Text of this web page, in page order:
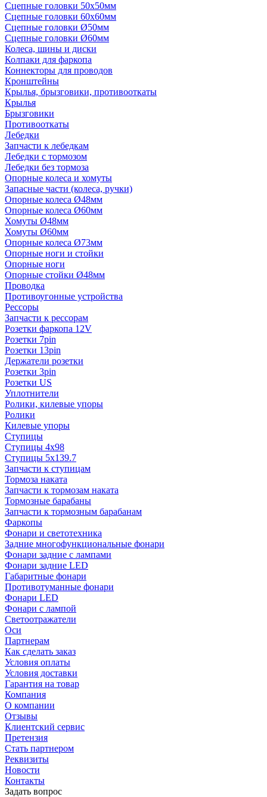
Сцепные головки 50x50мм
Сцепные головки 60x60мм
Сцепные головки Ø50мм
Сцепные головки Ø60мм
Колеса, шины и диски
Колпаки для фаркопа
Коннекторы для проводов
Кронштейны
Крылья, брызговики, противооткаты
Крылья
Брызговики
Противооткаты
Лебедки
Запчасти к лебедкам
Лебедки с тормозом
Лебедки без тормоза
Опорные колеса и хомуты
Запасные части (колеса, ручки)
Опорные колеса Ø48мм
Опорные колеса Ø60мм
Хомуты Ø48мм
Хомуты Ø60мм
Опорные колеса Ø73мм
Опорные ноги и стойки
Опорные ноги
Опорные стойки Ø48мм
Проводка
Противоугонные устройства
Рессоры
Запчасти к рессорам
Розетки фаркопа 12V
Розетки 7pin
Розетки 13pin
Держатели розетки
Розетки 3pin
Розетки US
Уплотнители
Ролики, килевые упоры
Ролики
Килевые упоры
Ступицы
Ступицы 4x98
Ступицы 5x139.7
Запчасти к ступицам
Тормоза наката
Запчасти к тормозам наката
Тормозные барабаны
Запчасти к тормозным барабанам
Фаркопы
Фонари и светотехника
Задние многофункциональные фонари
Фонари задние с лампами
Фонари задние LED
Габаритные фонари
Противотуманные фонари
Фонари LED
Фонари с лампой
Светоотражатели
Оси
Партнерам
Как сделать заказ
Условия оплаты
Условия доставки
Гарантия на товар
Компания
О компании
Отзывы
Клиентский сервис
Претензия
Стать партнером
Реквизиты
Новости
Контакты
Задать вопрос